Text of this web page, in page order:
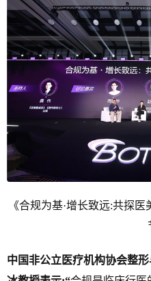
《合规为基·增长致远:共探
中国非公立医疗机构协会整